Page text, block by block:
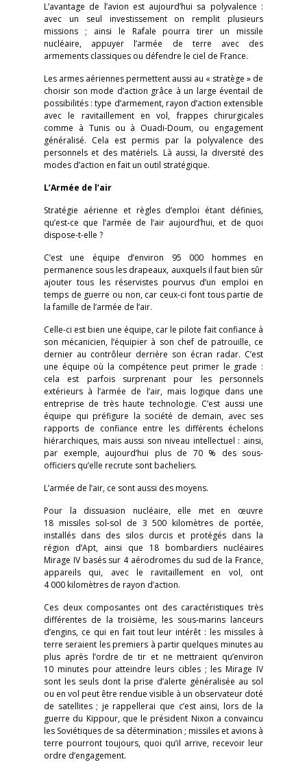
L’avantage de l’avion est aujourd’hui sa polyvalence :
avec un seul investissement on remplit plusieurs
missions ; ainsi le Rafale pourra tirer un missile
nucléaire, appuyer l’armée de terre avec des
armements classiques ou défendre le ciel de France.
Les armes aériennes permettent aussi au « stratège » de
choisir son mode d’action grâce à un large éventail de
possibilités : type d’armement, rayon d’action extensible
avec le ravitaillement en vol, frappes chirurgicales
comme à Tunis ou à Ouadi-Doum, ou engagement
généralisé. Cela est permis par la polyvalence des
personnels et des matériels. Là aussi, la diversité des
modes d’action en fait un outil stratégique.
L’Armée de l’air
Stratégie aérienne et règles d’emploi étant définies,
qu’est-ce que l’armée de l’air aujourd’hui, et de quoi
dispose-t-elle ?
C’est une équipe d’environ 95 000 hommes en
permanence sous les drapeaux, auxquels il faut bien sûr
ajouter tous les réservistes pourvus d’un emploi en
temps de guerre ou non, car ceux-ci font tous partie de
la famille de l’armée de l’air.
Celle-ci est bien une équipe, car le pilote fait confiance à
son mécanicien, l’équipier à son chef de patrouille, ce
dernier au contrôleur derrière son écran radar. C’est
une équipe où la compétence peut primer le grade :
cela est parfois surprenant pour les personnels
extérieurs à l’armée de l’air, mais logique dans une
entreprise de très haute technologie. C’est aussi une
équipe qui préfigure la société de demain, avec ses
rapports de confiance entre les différents échelons
hiérarchiques, mais aussi son niveau intellectuel : ainsi,
par exemple, aujourd’hui plus de 70 % des sous-
officiers qu’elle recrute sont bacheliers.
L’armée de l’air, ce sont aussi des moyens.
Pour la dissuasion nucléaire, elle met en œuvre
18 missiles sol-sol de 3 500 kilomètres de portée,
installés dans des silos durcis et protégés dans la
région d’Apt, ainsi que 18 bombardiers nucléaires
Mirage IV basés sur 4 aérodromes du sud de la France,
appareils qui, avec le ravitaillement en vol, ont
4 000 kilomètres de rayon d’action.
Ces deux composantes ont des caractéristiques très
différentes de la troisième, les sous-marins lanceurs
d’engins, ce qui en fait tout leur intérêt : les missiles à
terre seraient les premiers à partir quelques minutes au
plus après l’ordre de tir et ne mettraient qu’environ
10 minutes pour atteindre leurs cibles ; les Mirage IV
sont les seuls dont la prise d’alerte généralisée au sol
ou en vol peut être rendue visible à un observateur doté
de satellites ; je rappellerai que c’est ainsi, lors de la
guerre du Kippour, que le président Nixon a convaincu
les Soviétiques de sa détermination ; missiles et avions à
terre pourront toujours, quoi qu’il arrive, recevoir leur
ordre d’engagement.